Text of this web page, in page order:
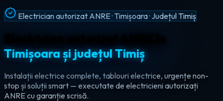
Intervenții Non-Stop · Urgențe Electrice · Timiș
Urgențe electrice non-stop în
județul Timiș
Ajungem la tine în maxim 60 de minute, oricând — ziua sau
noaptea. Electrician de urgență autorizat pentru Timișoara,
Lugoj, Deta și toate localitățile din Timiș.